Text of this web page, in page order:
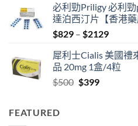
was:
$500.
is:
$480.
必利勁Priligy 必利
達泊西汀片【香港藥
$829 – $2129Price
$829
through
犀利士Cialis 美國禮
品 20mg 1盒/4粒
$500 Original
$399Current
FEATURED